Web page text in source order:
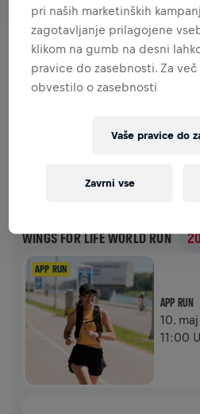
PREGLED ZBIRANJA SREDSTEV
0,00 $ ZBRANIH SREDSTEV 0,00 $
Donirajte in naredite razliko!
WINGS FOR LIFE WORLD RUN
APP RUN
APP RUN
10.
11:00
pri naših marketinških
zagotavljanje prilagojene
klikom na gumb na desni
pravice do zasebnosti. Za
obvestilo o zasebnosti
Vaše pravice do
Zavrni vse